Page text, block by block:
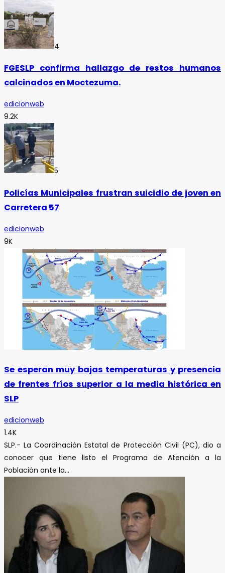
4
FGESLP confirma hallazgo de restos humanos
calcinados en Moctezuma.
edicionweb
9.2K
5
Policías Municipales frustran suicidio de joven en
Carretera 57
edicionweb
9K
Se esperan muy bajas temperaturas y presencia
de frentes fríos superior a la media histórica en
SLP
edicionweb
1.4K
SLP.- La Coordinación Estatal de Protección Civil (PC), dio a
conocer que tiene listo el Programa de Atención a la
Población ante la...